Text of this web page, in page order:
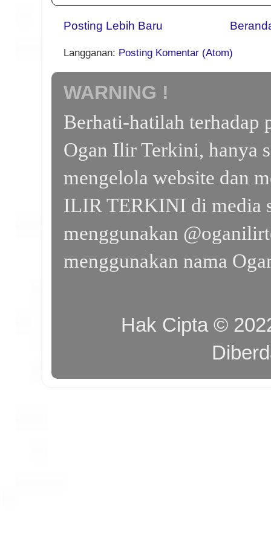
Posting Lebih Baru
Langganan: Posting Komentar (Atom)
WARNING !
Berhati-hatilah terhadap
Ogan Ilir Terkini, hanya
mengelola website dan
ILIR TERKINI di media
menggunakan
menggunakan nama
Hak Cipta ©